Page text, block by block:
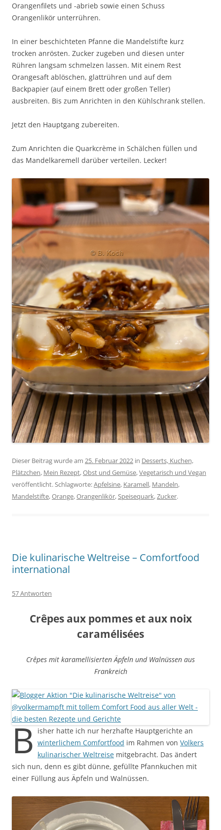
Orangenfilets und -abrieb sowie einen Schuss
Orangenlikör unterrühren.
In einer beschichteten Pfanne die Mandelstifte kurz
trocken anrösten. Zucker zugeben und diesen unter
Rühren langsam schmelzen lassen. Mit einem Rest
Orangesaft ablöschen, glattrühren und auf dem
Backpapier (auf einem Brett oder großen Teller)
ausbreiten. Bis zum Anrichten in den Kühlschrank stellen.
Jetzt den Hauptgang zubereiten.
Zum Anrichten die Quarkcrème in Schälchen füllen und
das Mandelkaremell darüber verteilen. Lecker!
Dieser Beitrag wurde am 25. Februar 2022 in Desserts, Kuchen,
Plätzchen, Mein Rezept,Obst und Gemüse,Vegetarisch und Vegan
veröffentlicht. Schlagworte:Apfelsine, Karamell, Mandeln,
Mandelstifte,Orange,Orangenlikör,Speisequark,Zucker.
Die kulinarische Weltreise – Comfortfood
international
57 Antworten
Crêpes aux pommes et aux noix
caramélisées
Crêpes mit karamellisierten Äpfeln und Walnüssen aus
Frankreich
B isher hatte ich nur herzhafte Hauptgerichte an
winterlichem Comfortfood im Rahmen von Volkers
kulinarischer Weltreise mitgebracht. Das ändert
sich nun, denn es gibt dünne, gefüllte Pfannkuchen mit
einer Füllung aus Äpfeln und Walnüssen.